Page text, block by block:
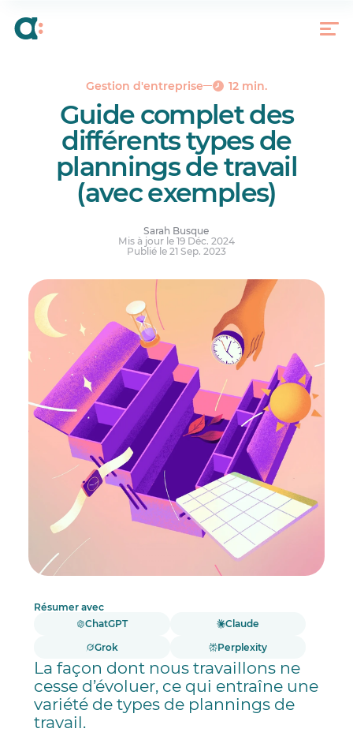
Gestion d'entreprise 12 min.
Guide complet des
différents types de
plannings de travail
(avec exemples)
Sarah Busque
Mis à jour le 19 Déc. 2024
Publié le 21 Sep. 2023
Résumer avec
ChatGPT
Claude
Grok
Perplexity
La façon dont nous travaillons ne
cesse d’évoluer, ce qui entraîne une
variété de types de plannings de
travail.
Pourquoi les plannings de travail sont-ils
Meilleures pratiques pour créer un planning de
travail efficace
Conclusion
Réponses à vos questions.